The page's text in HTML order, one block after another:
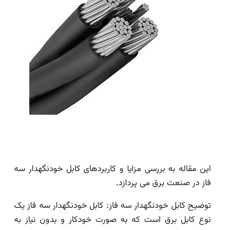
این مقاله به بررسی مزایا و کاربردهای کابل خودنگهدار سه
فاز در صنعت برق می پردازد.
توضیح کابل خودنگهدار سه فاز: کابل خودنگهدار سه فاز یک
نوع کابل برق است که به صورت خودکار و بدون نیاز به